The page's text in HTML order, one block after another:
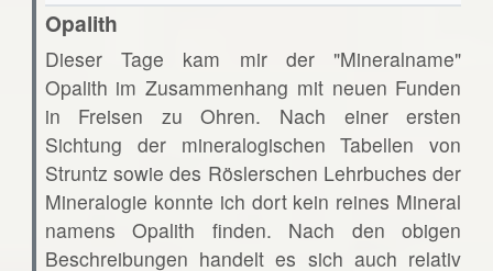
Opalith
Dieser Tage kam mir der "Mineralname"
Opalith im Zusammenhang mit neuen Funden
in Freisen zu Ohren. Nach einer ersten
Sichtung der mineralogischen Tabellen von
Struntz sowie des Röslerschen Lehrbuches der
Mineralogie konnte ich dort kein reines Mineral
namens Opalith finden. Nach den obigen
Beschreibungen handelt es sich auch relativ